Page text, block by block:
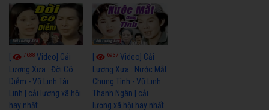
7688 Video] Cải
Lương Xưa : Đời Cô
Diễm - Vũ Linh Tài
Linh | cải lương xã hội
hay nhất
6937Video] Cải
Lương Xưa : Nước Mắt
Chung Tình - Vũ Linh
Thanh Ngân | cải
lương xã hội hay nhất